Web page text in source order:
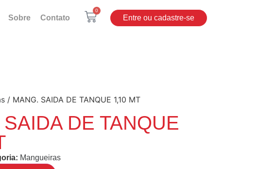
Sobre Contato
0
Entre ou cadastre-se
/ MANG. SAIDA DE TANQUE 1,10 MT
DE TANQUE
Mangueiras